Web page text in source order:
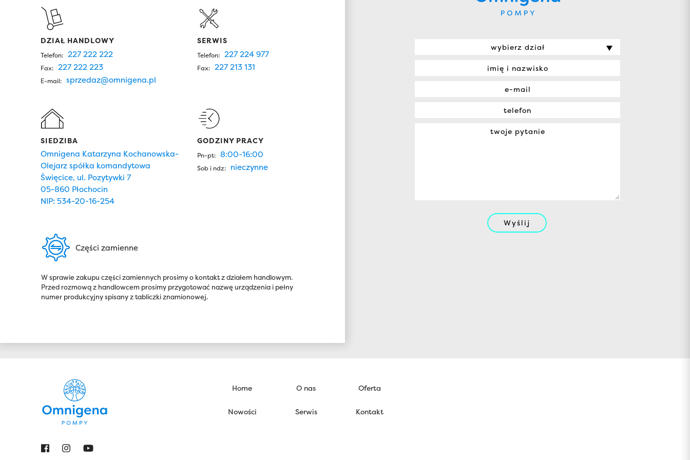
DZIAŁ HANDLOWY
Telefon: 227 222 222
Fax: 227 222 223
E-mail: sprzedaz@omnigena.pl
SERWIS
Telefon: 227 224 977
Fax: 227 213 131
SIEDZIBA
Omnigena Katarzyna Kochanowska-
Olejarz spółka komandytowa
Święcice, ul. Pozytywki 7
05-860 Płochocin
NIP: 534-20-16-254
GODZINY PRACY
Pn-pt: 8:00-16:00
Sob i ndz: nieczynne
Części zamienne
W sprawie zakupu części zamiennych prosimy o kontakt z działem handlowym.
Przed rozmową z handlowcem prosimy przygotować nazwę urządzenia i pełny
numer produkcyjny spisany z tabliczki znamionowej.
wybierz dział
Wyślij
Home O nas Oferta
Nowości Serwis Kontakt